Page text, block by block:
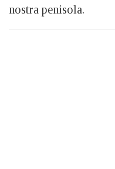
nostra penisola.